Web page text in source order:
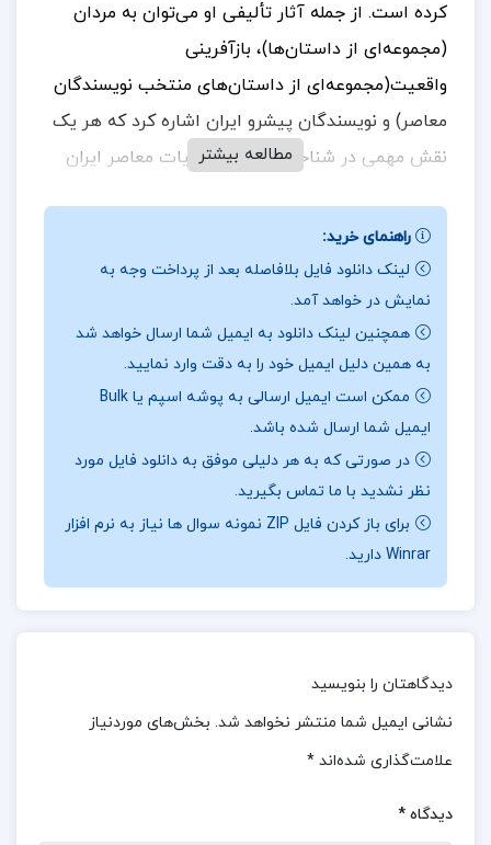
کرده است. از جمله آثار تألیفی او می‌توان به مردان
(مجموعه‌ای از داستان‌ها)، بازآفرینی
واقعیت(مجموعه‌ای از داستان‌های منتخب نویسندگان
معاصر) و نویسندگان پیشرو ایران اشاره کرد که هر یک
نقش مهمی در شناخت و معرفی ادبیات معاصر ایران
همچون در محاصره، دهلیزها و پلکان و کتابی درباره
گیوم آپولینر، به غنای ادبیات فارسی کمک کرده است.
این کتاب‌ها نه تنها جنبه‌های ادبی، بلکه ابعاد مختلف
تاریخ اجتماعی را نیز پوشش می‌دهند و به‌خوبی
نشان‌دهنده تلاش سپانلو برای توسعه و تقویت ادبیات
ایران هستند.
در بخشی ازکتاب تاریخ ایران باستان 1 حسن پیرنیا
کتاب مردان از محمدعلی سپانلو، مجموعه‌ای از پنج
جنبه‌های مختلف زندگی شهری و فردیت انسان مدرن
می‌پردازد. سپانلو در این اثر، مردانی را به تصویر می‌کشد
اما تأمل‌برانگیز روبه‌رو می‌سازد. این کتاب با نگاهی
مطالعه بیشتر
راهنمای خرید:
لینک دانلود فایل بلافاصله بعد از پرداخت وجه به
نمایش در خواهد آمد.
همچنین لینک دانلود به ایمیل شما ارسال خواهد شد
به همین دلیل ایمیل خود را به دقت وارد نمایید.
ممکن است ایمیل ارسالی به پوشه اسپم یا Bulk
ایمیل شما ارسال شده باشد.
در صورتی که به هر دلیلی موفق به دانلود فایل مورد
نظر نشدید با ما تماس بگیرید.
برای باز کردن فایل ZIP نمونه سوال ها نیاز به نرم افزار
Winrar دارید.
دیدگاهتان را بنویسید
نشانی ایمیل شما منتشر نخواهد شد. بخش‌های موردنیاز
علامت‌گذاری شده‌اند *
دیدگاه *